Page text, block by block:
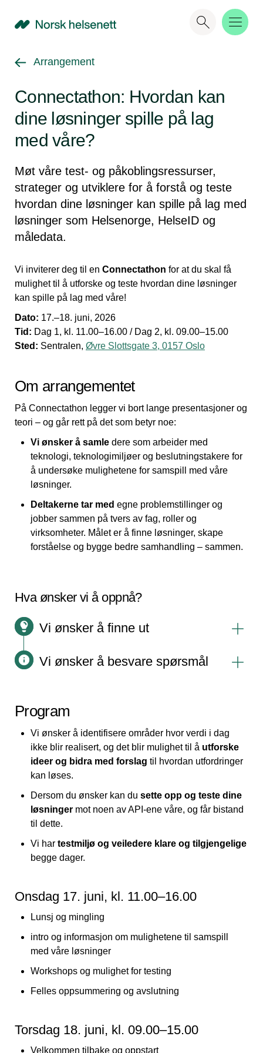
NHN
Gå tilbake til
Arrangement
Connectathon: Hvordan kan
dine løsninger spille på lag
med våre?
Møt våre test- og påkoblingsressurser,
strateger og utviklere for å forstå og teste
hvordan dine løsninger kan spille på lag med
løsninger som Helsenorge, HelseID og
måledata.
Vi inviterer deg til en Connectathon for at du skal få
mulighet til å utforske og teste hvordan dine løsninger
kan spille på lag med våre!
Dato: 17.–18. juni, 2026
Tid: Dag 1, kl. 11.00–16.00 / Dag 2, kl. 09.00–15.00
Sted: Sentralen, Øvre Slottsgate 3, 0157 Oslo
Om arrangementet
På Connectathon legger vi bort lange presentasjoner og
teori – og går rett på det som betyr noe:
Vi ønsker å samle dere som arbeider med
teknologi, teknologimiljøer og beslutningstakere for
å undersøke mulighetene for samspill med våre
løsninger.
Deltakerne tar med egne problemstillinger og
jobber sammen på tvers av fag, roller og
virksomheter. Målet er å finne løsninger, skape
forståelse og bygge bedre samhandling – sammen.
Hva ønsker vi å oppnå?
1 Vi ønsker å finne ut
2 Vi ønsker å besvare spørsmål
Program
Vi ønsker å identifisere områder hvor verdi i dag
ikke blir realisert, og det blir mulighet til å utforske
ideer og bidra med forslag til hvordan utfordringer
kan løses.
Dersom du ønsker kan du sette opp og teste dine
løsninger mot noen av API-ene våre, og får bistand
til dette.
Vi har testmiljø og veiledere klare og tilgjengelige
begge dager.
Onsdag 17. juni, kl. 11.00–16.00
Lunsj og mingling
intro og informasjon om mulighetene til samspill
med våre løsninger
Workshops og mulighet for testing
Felles oppsummering og avslutning
Torsdag 18. juni, kl. 09.00–15.00
Velkommen tilbake og oppstart